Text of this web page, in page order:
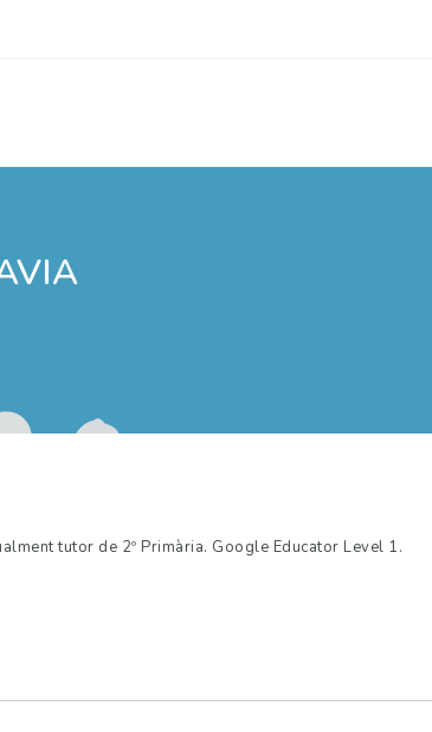
tutor de 2º Primària. Google Educator Level 1.